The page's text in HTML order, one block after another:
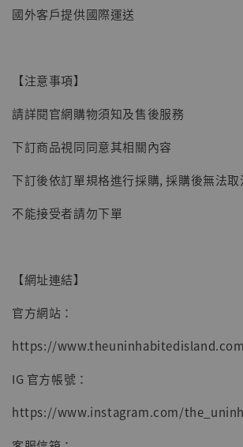
子彈飛 鵝城縣長 張麻子 [BK01]
NT$ 4,980
國外客戶提供國際運送
【注意事項】
請詳閱官網購物須知及售後服務
下訂商品視同同意其相關內容
下訂後依訂單規格進行採購, 採購後無法取
不能接受者請勿下單
【網址連結】
官方網站：
https://
IG 官方帳號：
https://www.instagram.com/